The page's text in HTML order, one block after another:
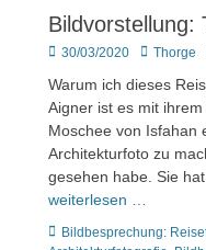
Bildvorstellung:
Veröffentlicht
30/03/2020 Author
Thorge
Warum ich dieses
Aigner ist es mit
Moschee von Isfahan
Architekturfoto zu
gesehen habe. Sie
weiterlesen …
Kategorien
Bildbesprechung: